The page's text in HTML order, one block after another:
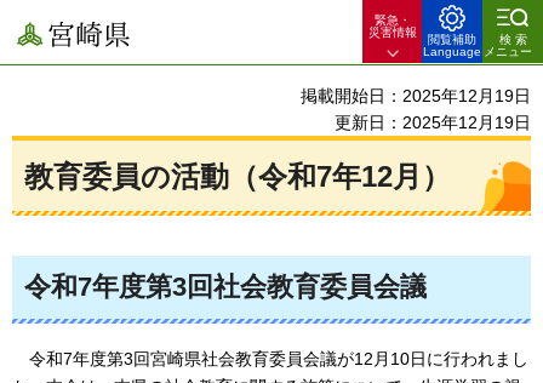
宮崎県
緊急・
災害情報
閲覧補助
Language
検索
メニュー
掲載開始日：2025年12月19日
更新日：2025年12月19日
教育委員の活動（令和7年12月）
令和7年度第3回社会教育委員会議
令和7年度第3回宮崎県社会教育委員会議が12月10日に行われまし